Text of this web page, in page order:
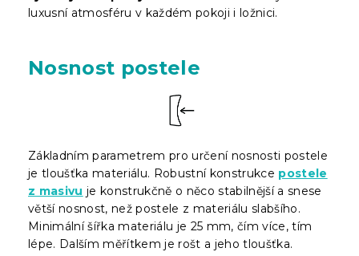
luxusní atmosféru v každém pokoji i ložnici.
Nosnost postele
Základním parametrem pro určení nosnosti postele
je tloušťka materiálu. Robustní konstrukce postele
z masivu je konstrukčně o něco stabilnější a snese
větší nosnost, než postele z materiálu slabšího.
Minimální šířka materiálu je 25 mm, čím více, tím
lépe. Dalším měřítkem je rošt a jeho tloušťka.